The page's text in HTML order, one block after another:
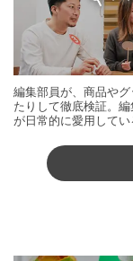
編集部員が、商品や
たりして徹底検証。
が日常的に愛用して